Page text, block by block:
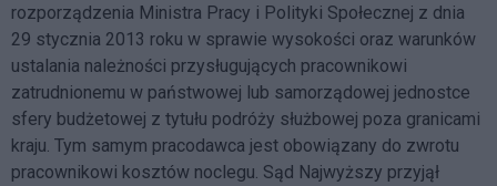
rozporządzenia Ministra Pracy i Polityki Społecznej z dnia
29 stycznia 2013 roku w sprawie wysokości oraz warunków
ustalania należności przysługujących pracownikowi
zatrudnionemu w państwowej lub samorządowej jednostce
sfery budżetowej z tytułu podróży służbowej poza granicami
kraju. Tym samym pracodawca jest obowiązany do zwrotu
pracownikowi kosztów noclegu. Sąd Najwyższy przyjął